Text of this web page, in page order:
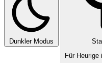
Dunkler Modus
Für Heurige